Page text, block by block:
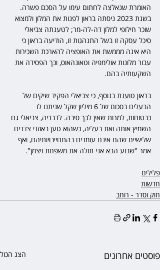
האומרת שנאלצה לחתום עימו על הסכם פשרה.
בשנת 2023 ניסתה בראון לפנות את המלון ולמצוא
שוכר חילופי למלון דה-לה-מר; לטענתה צביאלי
סיכל עסקה זו בשל התנהגות זו, הודיעה בראון כי
היא אינה מממשת את האופציה להארכת השכירות
עבור מלונות אולימפיה וטאונהאוס, וכך הפסידה את
השקעותיה בהם.
בראון טוענת בנוסף, כי צביאלי הפקיד שיקים של
הבעלים בסכום של 6 מיליון שקל שניתנו לו
כבטוחות, למרות שאין לכך סיבה. לדבריה, צביאלי גם
השמיץ אותה ואת בעליה, כשהוא טען באוזני צדדים
שלישיים שהם אינם עומדים בהתחייבויותיהם, ואף
אמר "שבוע הבא אני תולה את משפחת ויצמן".
פלילים
חדשות
חוק וסדר - רוחב
פוסטים אחרונים הצג הכול